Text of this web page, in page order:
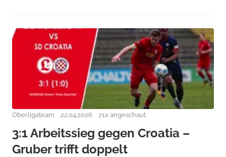
Oberligateam 22.04.2026 71x angeschaut
3:1 Arbeitssieg gegen Croatia –
Gruber trifft doppelt